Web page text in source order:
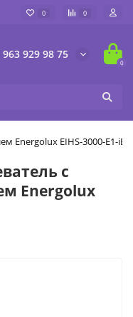
0 0
963 929 98 75
0
Energolux EIHS-3000-E1-
с
Energolux